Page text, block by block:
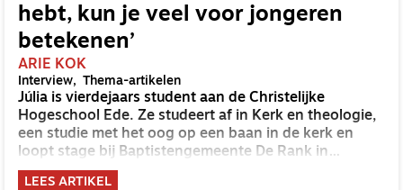
hebt, kun je veel voor jongeren
betekenen’
ARIE KOK
Interview Thema-artikelen
Júlia is vierdejaars student aan de Christelijke
Hogeschool Ede. Ze studeert af in Kerk en theologie,
een studie met het oog op een baan in de kerk en
loopt stage bij Baptistengemeente De Rank in
Utrecht.
LEES ARTIKEL